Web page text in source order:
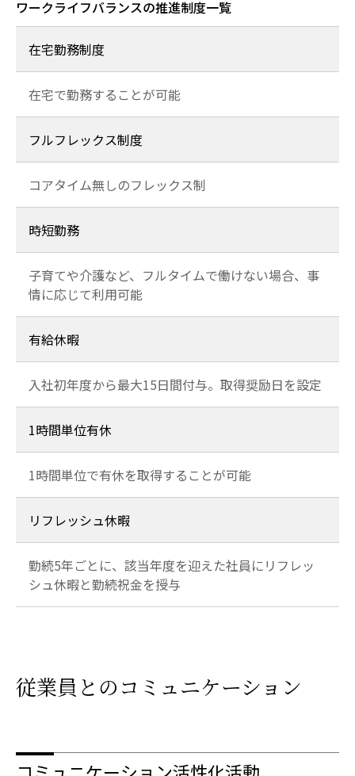
ワークライフバランスの推進制度一覧
在宅勤務制度
在宅で勤務することが可能
フルフレックス制度
コアタイム無しのフレックス制
時短勤務
子育てや介護など、フルタイムで働けない場合、事
情に応じて利用可能
有給休暇
入社初年度から最大15日間付与。取得奨励日を設定
1時間単位有休
1時間単位で有休を取得することが可能
リフレッシュ休暇
勤続5年ごとに、該当年度を迎えた社員にリフレッ
シュ休暇と勤続祝金を授与
従業員とのコミュニケーション